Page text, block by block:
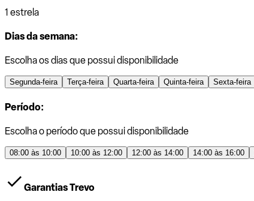
1 estrela
Dias da semana:
Escolha os dias que possui disponibilidade
Segunda-feira Terça-feira Quarta-feira Quinta-feira Sexta-feira
Período:
Escolha o período que possui disponibilidade
08:00 às 10:00 10:00 às 12:00 12:00 às 14:00 14:00 às 16:00
Garantias Trevo